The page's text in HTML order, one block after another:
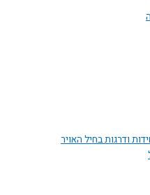
בחיל האויר